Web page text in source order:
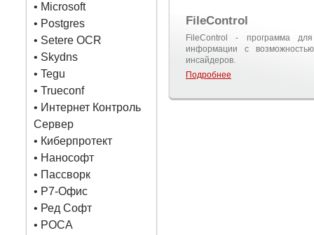
• Microsoft
• Postgres
• Setere OCR
• Skydns
• Tegu
• Trueconf
• Интернет Контроль
Сервер
• Киберпротект
• Нанософт
• Пассворк
• Р7-Офис
• Ред Софт
• РОСА
FileControl
FileControl - программа
информации с
инсайдеров.
Подробнее